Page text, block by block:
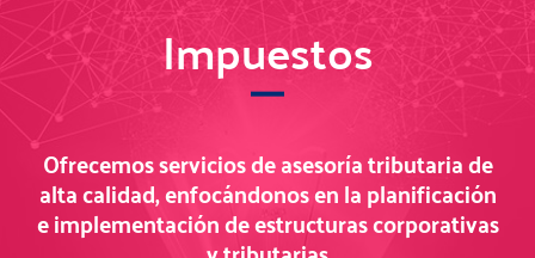
Impuestos
Ofrecemos servicios de asesoría tributaria de
alta calidad, enfocándonos en la planificación
e implementación de estructuras corporativas